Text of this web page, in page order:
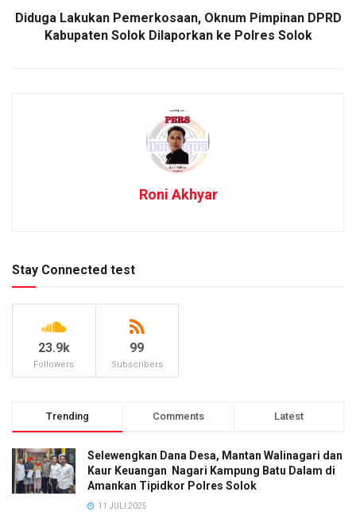
Diduga Lakukan Pemerkosaan, Oknum Pimpinan DPRD
Kabupaten Solok Dilaporkan ke Polres Solok
Roni Akhyar
Stay Connected test
23.9k
Followers
99
Subscribers
Trending Comments Latest
Selewengkan Dana Desa, Mantan Walinagari dan
Kaur Keuangan Nagari Kampung Batu Dalam di
Amankan Tipidkor Polres Solok
11 JULI 2025